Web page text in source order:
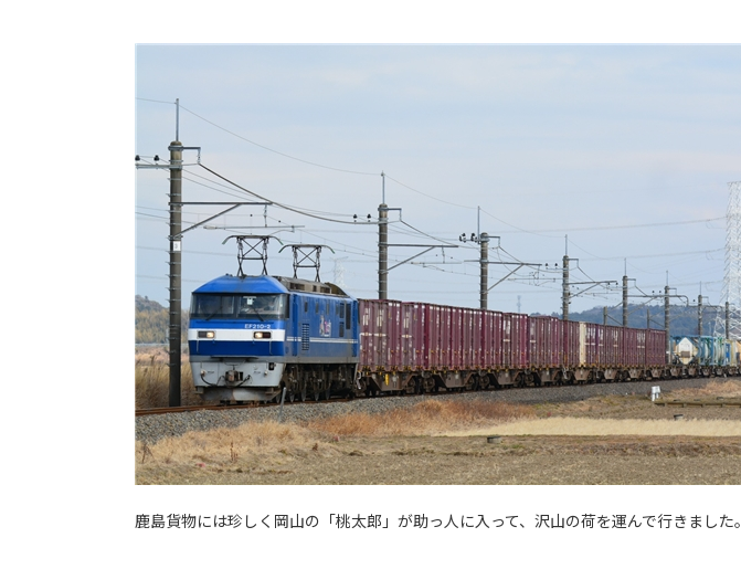
鹿島貨物には珍しく岡山の「桃太郎」が助っ人に入って、沢山の荷を運んで行きました。